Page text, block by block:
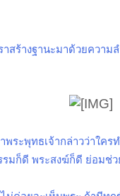
สร้างฐานะมาด้วยควา
พระพุทธเจ้ากล่าวว่าใ
มก็ดี พระสงฆ์ก็ดี ย่อมช่